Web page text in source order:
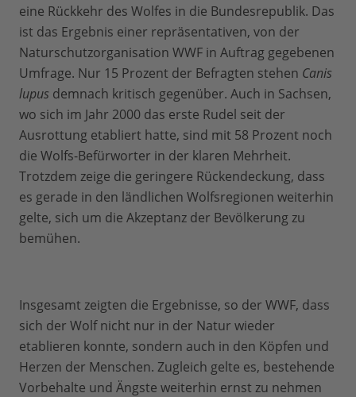
eine Rückkehr des Wolfes in die Bundesrepublik. Das
ist das Ergebnis einer repräsentativen, von der
Naturschutzorganisation WWF in Auftrag gegebenen
Umfrage. Nur 15 Prozent der Befragten stehen Canis
lupus demnach kritisch gegenüber. Auch in Sachsen,
wo sich im Jahr 2000 das erste Rudel seit der
Ausrottung etabliert hatte, sind mit 58 Prozent noch
die Wolfs-Befürworter in der klaren Mehrheit.
Trotzdem zeige die geringere Rückendeckung, dass
es gerade in den ländlichen Wolfsregionen weiterhin
gelte, sich um die Akzeptanz der Bevölkerung zu
bemühen.
Insgesamt zeigten die Ergebnisse, so der WWF, dass
sich der Wolf nicht nur in der Natur wieder
etablieren konnte, sondern auch in den Köpfen und
Herzen der Menschen. Zugleich gelte es, bestehende
Vorbehalte und Ängste weiterhin ernst zu nehmen